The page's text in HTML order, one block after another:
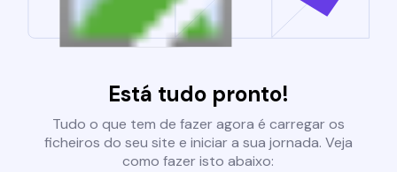
Está tudo pronto!
Tudo o que tem de fazer agora é carregar os
ficheiros do seu site e iniciar a sua jornada. Veja
como fazer isto abaixo: